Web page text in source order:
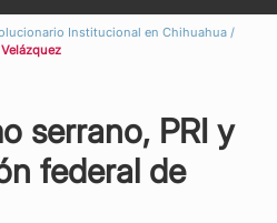
Institucional en Chihuahua /
serrano, PRI y
federal de